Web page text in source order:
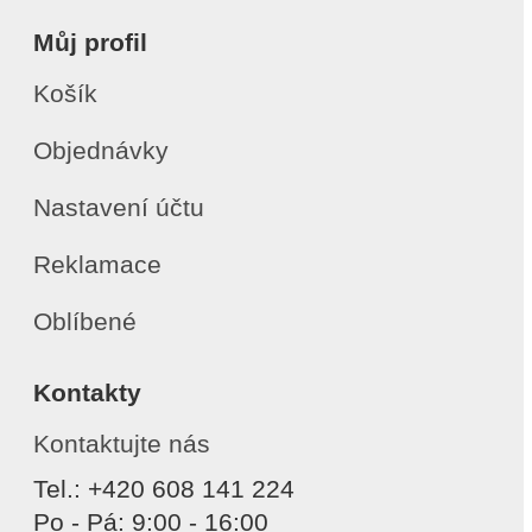
Můj profil
Košík
Objednávky
Nastavení účtu
Reklamace
Oblíbené
Kontakty
Kontaktujte nás
Tel.: +420 608 141 224
Po - Pá: 9:00 - 16:00